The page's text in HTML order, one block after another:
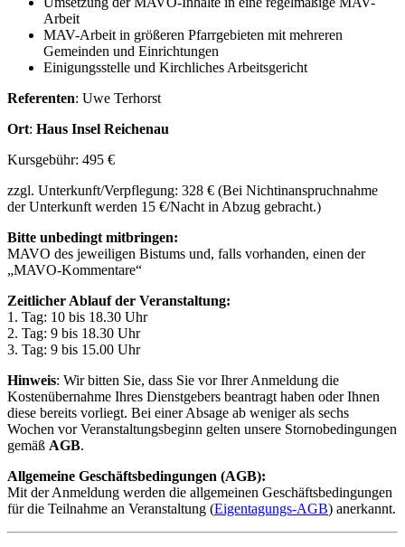
Arbeit
MAV-Arbeit in größeren Pfarrgebieten mit mehreren
Gemeinden und Einrichtungen
Einigungsstelle und Kirchliches Arbeitsgericht
Referenten: Uwe Terhorst
Ort: Haus Insel Reichenau
Kursgebühr: 495 €
zzgl. Unterkunft/Verpflegung: 328 € (Bei Nichtinanspruchnahme
der Unterkunft werden 15 €/Nacht in Abzug gebracht.)
Bitte unbedingt mitbringen:
MAVO des jeweiligen Bistums und, falls vorhanden, einen der
„MAVO-Kommentare“
Zeitlicher Ablauf der Veranstaltung:
1. Tag: 10 bis 18.30 Uhr
2. Tag: 9 bis 18.30 Uhr
3. Tag: 9 bis 15.00 Uhr
Hinweis: Wir bitten Sie, dass Sie vor Ihrer Anmeldung die
Kostenübernahme Ihres Dienstgebers beantragt haben oder Ihnen
diese bereits vorliegt. Bei einer Absage ab weniger als sechs
Wochen vor Veranstaltungsbeginn gelten unsere Stornobedingungen
gemäß AGB.
Allgemeine Geschäftsbedingungen (AGB):
Mit der Anmeldung werden die allgemeinen Geschäftsbedingungen
für die Teilnahme an Veranstaltung (Eigentagungs-AGB) anerkannt.